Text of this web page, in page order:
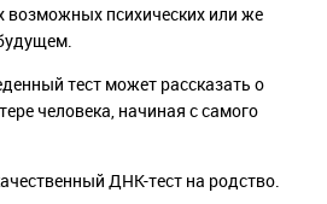
возможных психических или же
тест может рассказать о
человека, начиная с самого
ДНК-тест на родство.